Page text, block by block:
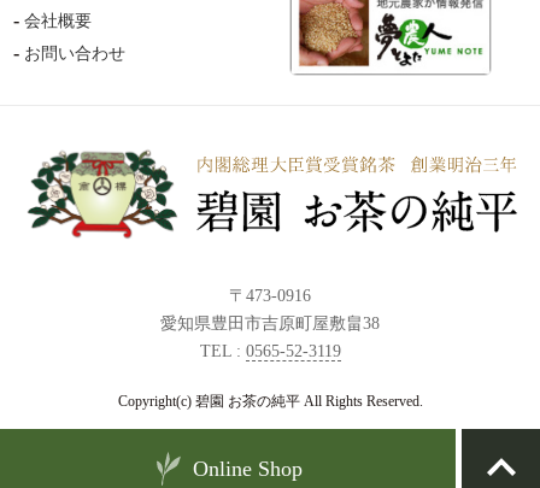
会社概要
お問い合わせ
〒473-0916
愛知県豊田市吉原町屋敷畠38
TEL : 0565-52-3119
Copyright(c) 碧園 お茶の純平 All Rights Reserved.
Online Shop